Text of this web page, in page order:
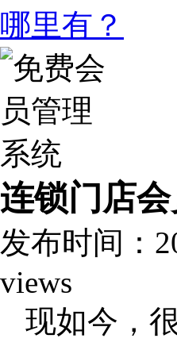
哪里有？
连锁门店
发布时间：
views
现如今，